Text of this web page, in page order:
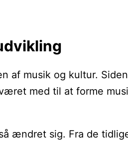
af musik og kultur.
med til at forme
ændret sig. Fra de